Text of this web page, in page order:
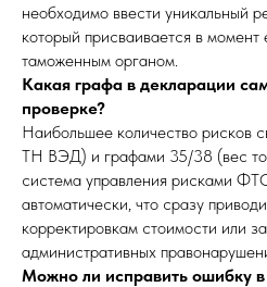
необходимо ввести уникальный
который присваивается в момент
таможенным органом.
Какая графа в декларации
проверке?
Наибольшее количество рисков
ТН ВЭД) и графами 35/38 (вес
система управления рисками
автоматически, что сразу
корректировкам стоимости или
административных
Можно ли исправить ошибку в